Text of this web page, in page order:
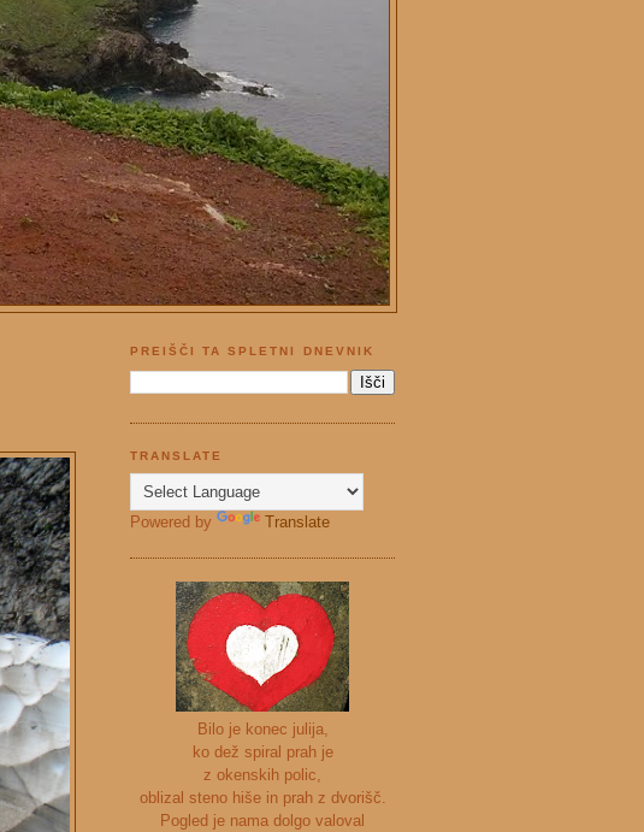
PREIŠČI TA SPLETNI DNEVNIK
TRANSLATE
Powered by Translate
Bilo je konec julija,
ko dež spiral prah je
z okenskih polic,
oblizal steno hiše in prah z dvorišč.
Pogled je nama dolgo valoval